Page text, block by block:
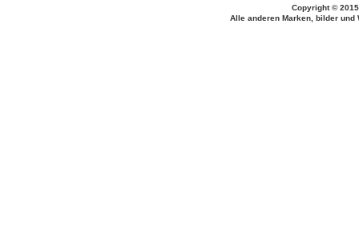
Copyright ©
Alle anderen Marken, bilder und